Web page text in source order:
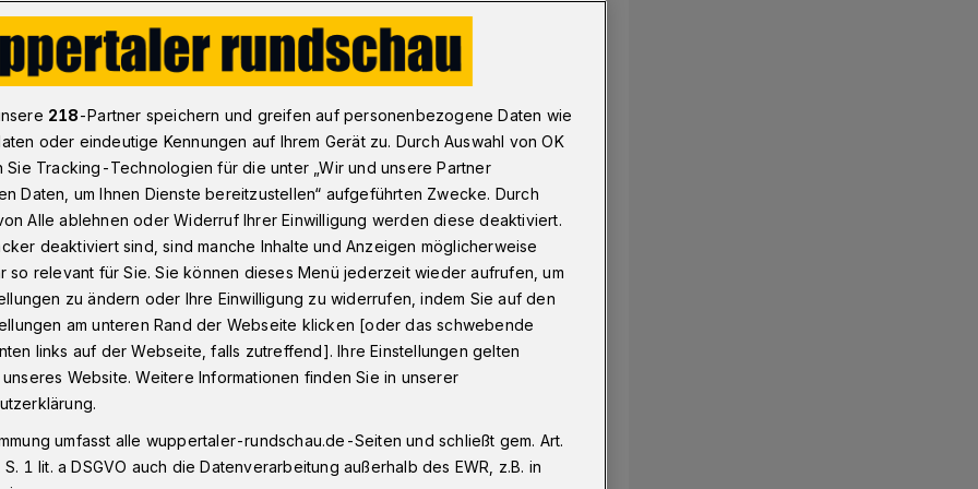
Stimmen nach dem BHC-Auswärtssieg bei GWD Minden
„Wir sind
Chance, einen weiteren deutlichen
zu setzen. Und die nahm der
Sieg beim direkten Verfolger GWD
wahr. Die Stimmen nach der Partie
218-Partner speichern und greifen auf personenbezogene Daten wie
oder eindeutige Kennungen auf Ihrem Gerät zu. Durch Auswahl von OK
Sie Tracking-Technologien für die unter „Wir und unsere Partner
Daten, um Ihnen Dienste bereitzustellen“ aufgeführten Zwecke. Durch
Alle ablehnen oder Widerruf Ihrer Einwilligung werden diese deaktiviert.
deaktiviert sind, sind manche Inhalte und Anzeigen möglicherweise
so relevant für Sie. Sie können dieses Menü jederzeit wieder aufrufen, um
zu ändern oder Ihre Einwilligung zu widerrufen, indem Sie auf den
am unteren Rand der Webseite klicken [oder das schwebende
links auf der Webseite, falls zutreffend]. Ihre Einstellungen gelten
Website. Weitere Informationen finden Sie in unserer
umfasst alle wuppertaler-rundschau.de-Seiten und schließt gem. Art.
1 lit. a DSGVO auch die Datenverarbeitung außerhalb des EWR, z.B. in